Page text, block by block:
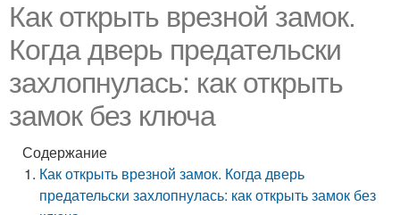
Как открыть врезной замок.
Когда дверь предательски
захлопнулась: как открыть
замок без ключа
Содержание
Как открыть врезной замок. Когда дверь
предательски захлопнулась: как открыть замок без